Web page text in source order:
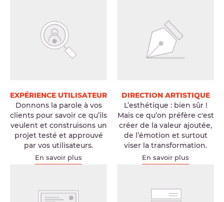
EXPÉRIENCE UTILISATEUR
Donnons la parole à vos
clients pour savoir ce qu’ils
veulent et construisons un
projet testé et approuvé
par vos utilisateurs.
En savoir plus
DIRECTION ARTISTIQUE
L’esthétique : bien sûr !
Mais ce qu’on préfère c'est
créer de la valeur ajoutée,
de l’émotion et surtout
viser la transformation.
En savoir plus